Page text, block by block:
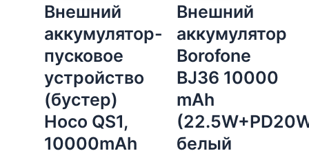
Внешний
аккумулятор-
пусковое
устройство
(бустер)
Hoco QS1,
10000mAh
Внешний
аккумулятор
Borofone
BJ36 10000
mAh
белый